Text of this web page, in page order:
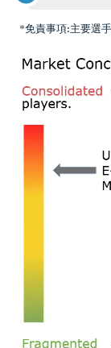
*免責事項:主要選